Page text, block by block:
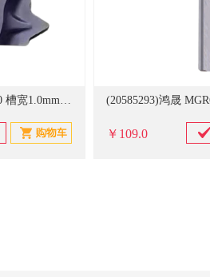
(20585292)鸿晟 TBA43R-1.0 槽宽1.0mm深切3.0mm 螺纹刀片(单位：支)
￥109.0